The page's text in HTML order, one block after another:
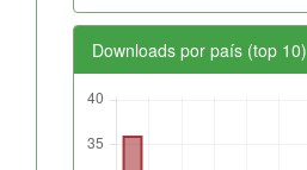
Downloads por país (top 10)